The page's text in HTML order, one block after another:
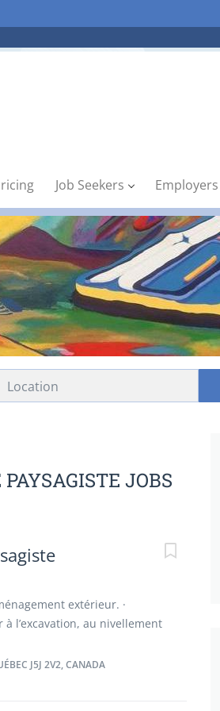
Job Seekers Employers
JOBS
extérieur. ·
l’excavation, au nivellement
terrains après les travaux.
· Esprit d’équipe
J5J 2V2, CANADA